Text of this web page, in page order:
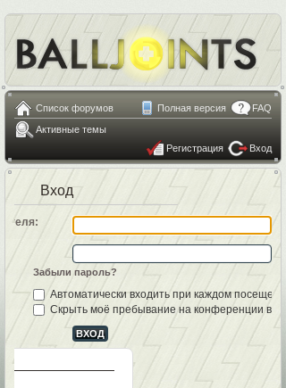
Список форумов FAQ
Полная версия
Активные темы
Регистрация
Вход
Вход
Забыли пароль?
Автоматически входить при каждом посещении
Скрыть моё пребывание на конференции в